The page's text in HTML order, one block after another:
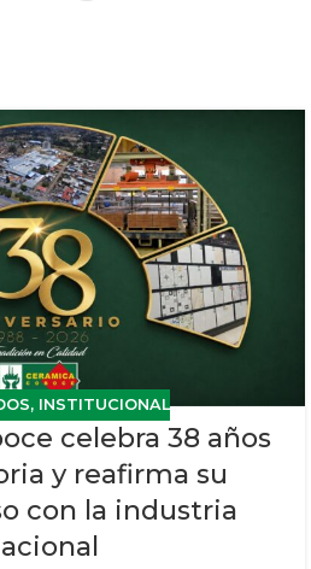
, INSTITUCIONAL
celebra 38 años
y reafirma su
con la industria